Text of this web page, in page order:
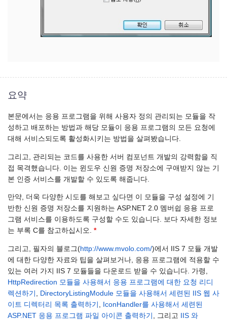
요약
본문에서는 응용 프로그램을 위해 사용자 정의 관리되는 모듈을 작
성하고 배포하는 방법과 해당 모듈이 응용 프로그램의 모든 요청에
대해 서비스되도록 활성화시키는 방법을 살펴봤습니다.
그리고, 관리되는 코드를 사용한 서버 컴포넌트 개발의 강력함을 직
접 목격했습니다. 이는 윈도우 신원 증명 저장소에 구애받지 않는 기
본 인증 서비스를 개발할 수 있도록 해줍니다.
만약, 더욱 다양한 시도를 해보고 싶다면 이 모듈을 구성 설정에 기
반한 신원 증명 저장소를 지원하는 ASP.NET 2.0 멤버쉽 응용 프로
그램 서비스를 이용하도록 구성할 수도 있습니다. 보다 자세한 정보
는 부록 C를 참고하십시오. *
그리고, 필자의 블로그(http://www.mvolo.com/)에서 IIS 7 모듈 개발
에 대한 다양한 자료와 팁을 살펴보거나, 응용 프로그램에 적용할 수
있는 여러 가지 IIS 7 모듈들을 다운로드 받을 수 있습니다. 가령,
HttpRedirection 모듈을 사용해서 응용 프로그램에 대한 요청 리디
렉션하기
DirectoryListingModule 모듈을 사용해서 세련된 IIS 웹 사
이트 디렉터리 목록 출력하기
IconHandler를 사용해서 세련된
ASP.NET 응용 프로그램 파일 아이콘 출력하기
, 그리고
IIS 와